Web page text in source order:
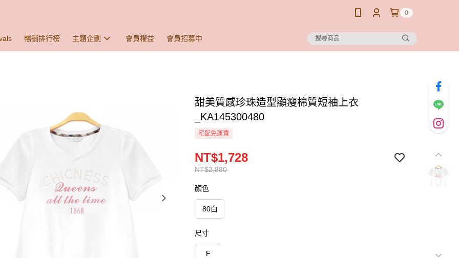
0
暢銷排行榜 主題企劃 會員權益 會員招募中
甜美質感珍珠造型顯瘦棉質短袖上衣
_KA145300480
宅配免運費
NT$2,880
NT$1,728
顏色
80白
尺寸
F